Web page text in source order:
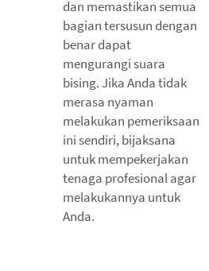
dan memastikan semua
bagian tersusun dengan
benar dapat
mengurangi suara
bising. Jika Anda tidak
merasa nyaman
melakukan pemeriksaan
ini sendiri, bijaksana
untuk mempekerjakan
tenaga profesional agar
melakukannya untuk
Anda.